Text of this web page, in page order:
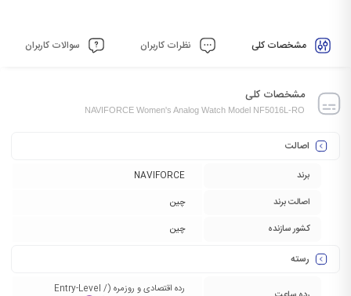
مشخصات کلی نظرات کاربران سوالات کاربران
مشخصات کلی
NAVIFORCE Women's Analog Watch Model NF5016L-RO
اصالت
برند
NAVIFORCE
اصالت برند
چین
کشور سازنده
چین
رسته
رده اقتصادی و روزمره (Entry-Level /